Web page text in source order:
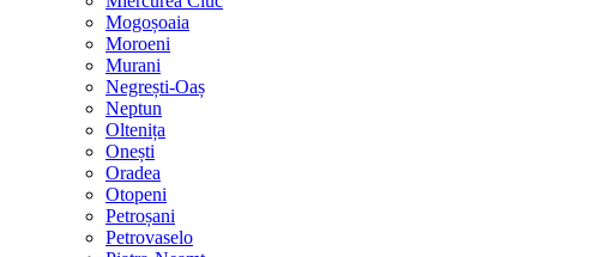
Mogoșoaia
Moroeni
Murani
Negrești-Oaș
Neptun
Oltenița
Onești
Oradea
Otopeni
Petroșani
Petrovaselo